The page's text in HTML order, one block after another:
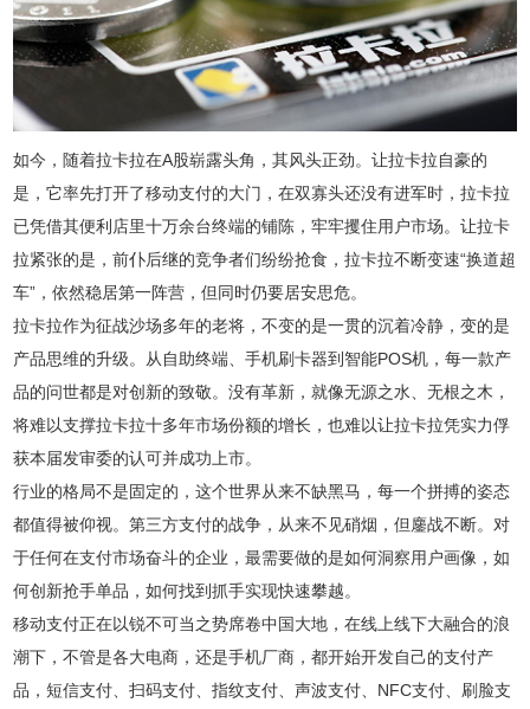
如今，随着拉卡拉在A股崭露头角，其风头正劲。让拉卡拉自豪的
是，它率先打开了移动支付的大门，在双寡头还没有进军时，拉卡拉
已凭借其便利店里十万余台终端的铺陈，牢牢攫住用户市场。让拉卡
拉紧张的是，前仆后继的竞争者们纷纷抢食，拉卡拉不断变速“换道超
车”，依然稳居第一阵营，但同时仍要居安思危。
拉卡拉作为征战沙场多年的老将，不变的是一贯的沉着冷静，变的是
产品思维的升级。从自助终端、手机刷卡器到智能POS机，每一款产
品的问世都是对创新的致敬。没有革新，就像无源之水、无根之木，
将难以支撑拉卡拉十多年市场份额的增长，也难以让拉卡拉凭实力俘
获本届发审委的认可并成功上市。
行业的格局不是固定的，这个世界从来不缺黑马，每一个拼搏的姿态
都值得被仰视。第三方支付的战争，从来不见硝烟，但鏖战不断。对
于任何在支付市场奋斗的企业，最需要做的是如何洞察用户画像，如
何创新抢手单品，如何找到抓手实现快速攀越。
移动支付正在以锐不可当之势席卷中国大地，在线上线下大融合的浪
潮下，不管是各大电商，还是手机厂商，都开始开发自己的支付产
品，短信支付、扫码支付、指纹支付、声波支付、NFC支付、刷脸支